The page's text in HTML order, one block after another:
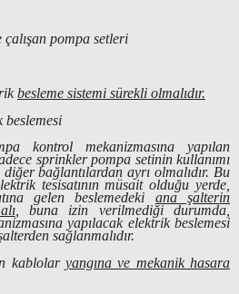
pompa setleri
besleme sistemi sürekli olmalıdır.
beslemesi
kontrol mekanizmasına yapılan
sprinkler pompa setinin kullanımı
bağlantılardan ayrı olmalıdır. Bu
tesisatının müsait olduğu yerde,
gelen beslemedeki ana şalterin
, buna izin verilmediği durumda,
yapılacak elektrik beslemesi
sağlanmalıdır.
kablolaryangına ve mekanik hasara